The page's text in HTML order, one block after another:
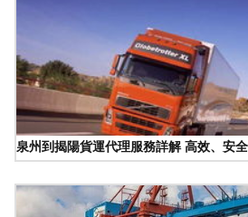
泉州到揭陽貨運代理服務詳解 高效、安